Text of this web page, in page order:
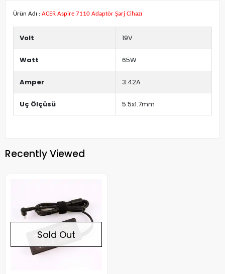
Ürün Adı : ACER Aspire 7110 Adaptör Şarj Cihazı
Volt 19V
Watt 65W
Amper 3.42A
Uç Ölçüsü 5.5x1.7mm
Recently Viewed
Sold Out